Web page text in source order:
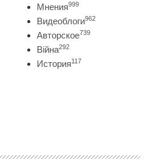
Мнения999
Видеоблоги962
Авторское739
Війна292
История117